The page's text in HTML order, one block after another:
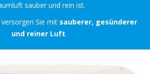
sauber und rein ist.
Sie mit sauberer, gesünderer
und reiner Luft.